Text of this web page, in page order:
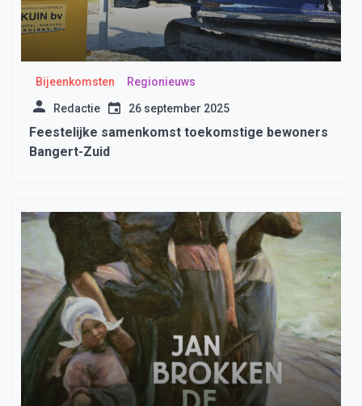
Bijeenkomsten Regionieuws
Redactie 26 september 2025
Feestelijke samenkomst toekomstige bewoners
Bangert-Zuid